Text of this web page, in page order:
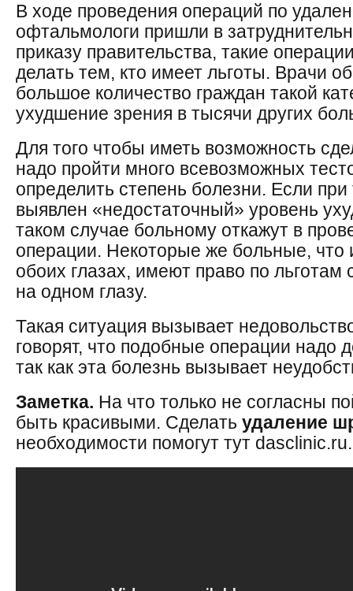
В ходе проведения операций по
офтальмологи пришли в
приказу правительства, такие
делать тем, кто имеет льготы. Врачи
большое количество граждан такой
ухудшение зрения в тысячи других
Для того чтобы иметь возможность
надо пройти много всевозможных
определить степень болезни. Если при
выявлен «недостаточный» уровень
таком случае больному откажут в
операции. Некоторые же больные, что
обоих глазах, имеют право по льготам
на одном глазу.
Такая ситуация вызывает
говорят, что подобные операции надо
так как эта болезнь вызывает
Заметка. На что только не согласны
быть красивыми. Сделать удаление
необходимости помогут тут dasclinic.ru.